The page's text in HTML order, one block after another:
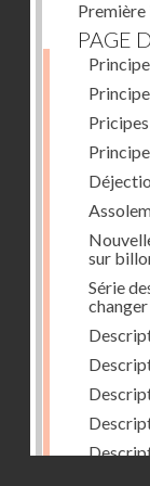
Première
PAGE
sur
Série
changer